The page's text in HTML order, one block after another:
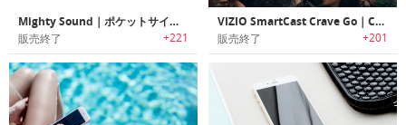
Mighty Sound｜ポケットサイズのポータブルパワフルBluetoothスピーカー「マイティーサウンド」
販売終了 +221
VIZIO SmartCast Crave Go｜Chromecast 内蔵マルチルームワイヤレススピーカー「クレーブゴー」
販売終了 +201